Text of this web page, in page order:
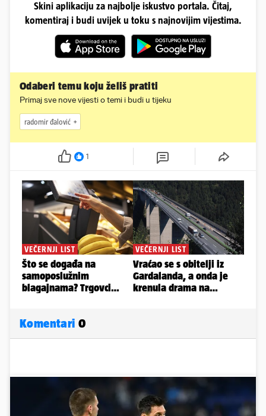
Skini aplikaciju za najbolje iskustvo portala. Čitaj,
komentiraj i budi uvijek u toku s najnovijim vijestima.
Odaberi temu koju želiš pratiti
Primaj sve nove vijesti o temi i budi u tijeku
radomir đalović
1
Komentari 0